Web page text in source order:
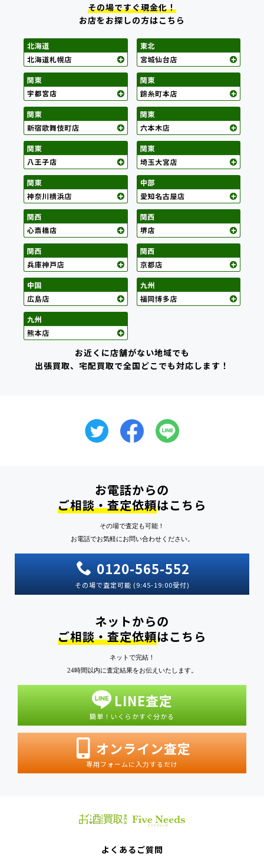
その場ですぐ現金化！
お店をお探しの方はこちら
お近くに店舗がない地域でも
出張買取、宅配買取で全国どこでも対応します！
お電話からの
ご相談・査定依頼はこちら
その場で査定も可能！
お電話でお気軽にお問い合わせください。
0120-565-552
その場で査定可能 (9:45-19:00受付)
ネットからの
ご相談・査定依頼はこちら
ネットで完結！
24時間以内に査定結果をお伝えいたします。
LINE査定
簡単！いくらかすぐ分かる
オンライン査定
専用フォームに入力するだけ
よくあるご質問